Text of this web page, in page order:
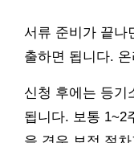
서류 준비가 끝나
출하면 됩니다.
신청 후에는 등기
됩니다. 보통 1~2